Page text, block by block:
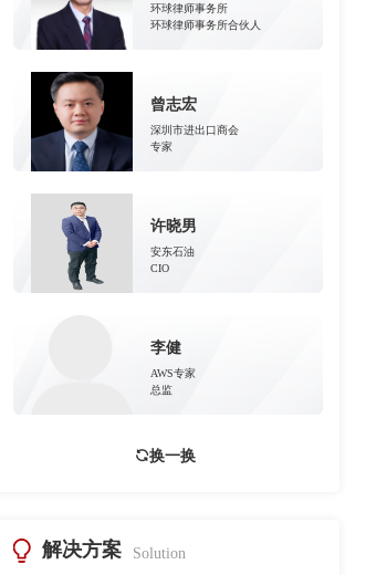
环球律师事务所
环球律师事务所合伙人
曾志宏
深圳市进出口商会
专家
许晓男
安东石油
CIO
李健
AWS专家
总监
换一换
解决方案 Solution